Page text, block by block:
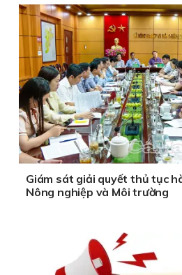
Giám sát giải quyết thủ tục
Nông nghiệp và Môi trường